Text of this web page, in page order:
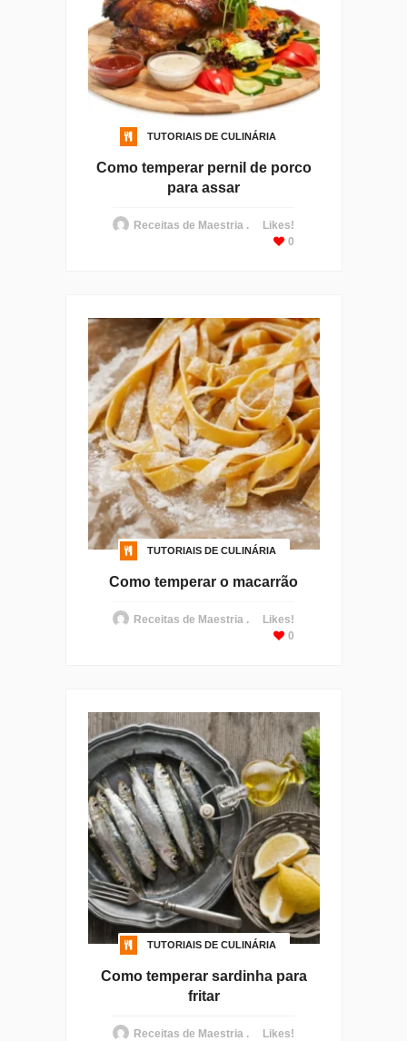
TUTORIAIS DE CULINÁRIA
Como temperar pernil de porco
para assar
Receitas de Maestria .
Likes!
0
TUTORIAIS DE CULINÁRIA
Como temperar o macarrão
Receitas de Maestria .
Likes!
0
TUTORIAIS DE CULINÁRIA
Como temperar sardinha para
fritar
Receitas de Maestria .
Likes!